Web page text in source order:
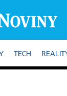
TECH